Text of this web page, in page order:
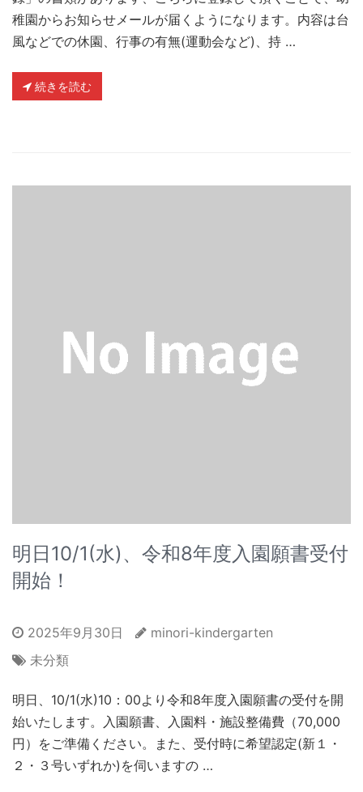
稚園からお知らせメールが届くようになります。内容は台
風などでの休園、行事の有無(運動会など)、持 …
続きを読む
明日10/1(水)、令和8年度入園願書受付
開始！
2025年9月30日
minori-kindergarten
未分類
明日、10/1(水)10：00より令和8年度入園願書の受付を開
始いたします。入園願書、入園料・施設整備費（70,000
円）をご準備ください。また、受付時に希望認定(新１・
２・３号いずれか)を伺いますの …